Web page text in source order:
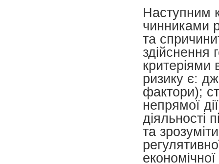
Наступним
чинниками
та
здійснення
критеріями
ризи­ку є:
фак­то­ри);
непрямої
діяльності
та